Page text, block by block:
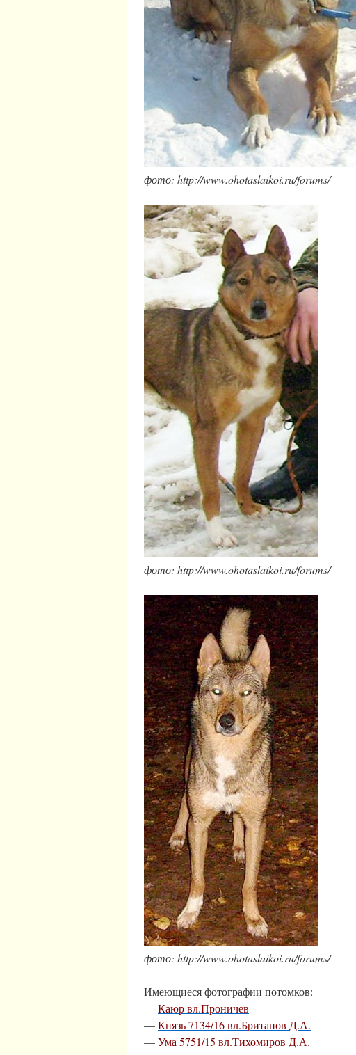
фото: http://www.ohotaslaikoi.ru/forums/
фото: http://www.ohotaslaikoi.ru/forums/
фото: http://www.ohotaslaikoi.ru/forums/
Имеющиеся фотографии потомков:
—Каюр вл.Проничев
—Князь 7134/16 вл.Британов Д.А.
—Ума 5751/15 вл.Тихомиров Д.А.